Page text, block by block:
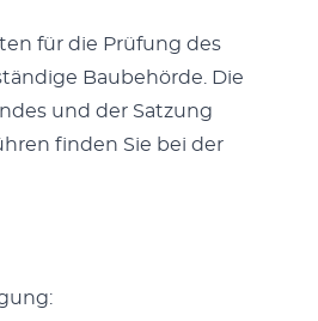
für die Prü­fung des
Baube­hörde. Die
und der Satzung
find­en Sie bei der